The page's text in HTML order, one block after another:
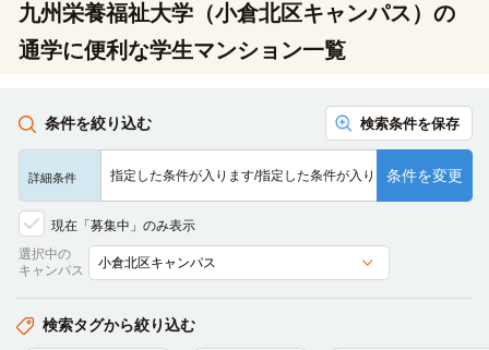
九州栄養福祉大学（小倉北区キャンパス）の
通学に便利な学生マンション一覧
条件を絞り込む 検索条件を保存
詳細条件 指定した条件が入ります/指定した条件が入ります/指定した条…
条件を変更
現在「募集中」のみ表示
選択中の
キャンパス
検索タグから絞り込む